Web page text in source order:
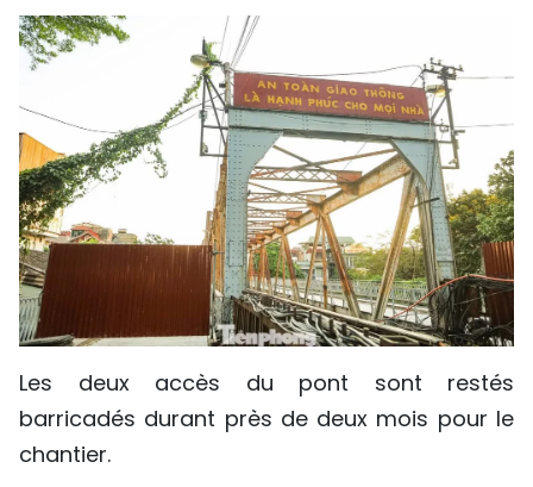
Les deux accès du pont sont restés
barricadés durant près de deux mois pour le
chantier.